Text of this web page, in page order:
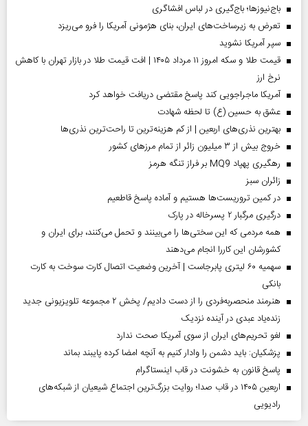
باج‌نیوزها؛ باج‌گیری در لباس افشاگری
تعرض به زیرساخت‌های ایران، بنای هژمونی آمریکا را فرو می‌ریزد
سپر آمریکا نشوید
قیمت طلا و سکه امروز ۱۱ مرداد ۱۴۰۵ | افت قیمت طلا در بازار تهران با کاهش
نرخ ارز
آمریکا ماجراجویی کند پاسخ مقتضی دریافت خواهد کرد
عشق به حسین (ع) تا لحظه شهادت
بهترین نذری‌های اربعین | از کم هزینه‌ترین تا راحت‌ترین نذری‌ها
خروج بیش از ۳ میلیون زائر از تمام مرز‌های کشور
رهگیری پهپاد MQ9 بر فراز تنگه هرمز
‌زائران سبز
در کمین تروریست‌ها هستیم و آماده پاسخ قاطعیم
درگیری مرگبار ۲ پسرخاله در پارک
همه مردمی که این سختی‌ها را می‌بینند و تحمل می‌کنند، برای ایران و
کشورشان این کاررا انجام می‌دهند
سهمیه ۶۰ لیتری پابرجاست | آخرین وضعیت اتصال کارت سوخت به کارت
بانکی
هنرمند منحصر‌به‌فردی را از دست دادیم/ پخش ۲ مجموعه تلویزیونی جدید
زنده‌یاد عبدی در آینده نزدیک
لغو تحریم‌های ایران از سوی آمریکا صحت ندارد
پزشکیان: باید دشمن را وادار کنیم به آنچه امضا کرده پایبند بماند
پاسخ قانون به خشونت در قاب اینستاگرام
اربعین ۱۴۰۵ در قاب صدا؛ روایت بزرگ‌ترین اجتماع شیعیان از شبکه‌های
رادیویی